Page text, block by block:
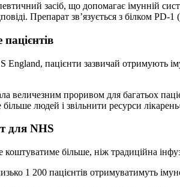
засіб, що допомагає імунній
Препарат зв’язується з білком
England, пацієнти зазвичай отримують
величезним проривом для багатьох
людей і звільнити ресурси
для NHS
коштуватиме більше, ніж традиційна
1 200 пацієнтів отримуватимуть